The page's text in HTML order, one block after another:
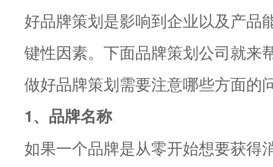
好品牌策划是影响到企业以及产品
键性因素。下面品牌策划公司就来
做好品牌策划需要注意哪些方面的
1、品牌名称
如果一个品牌是从零开始想要获得